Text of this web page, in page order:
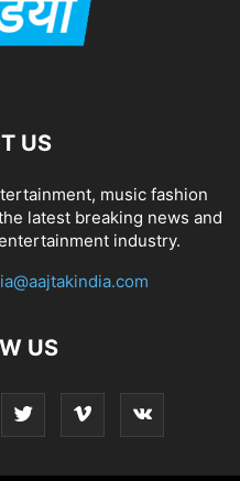
US
music fashion
latest breaking news and
industry.
US